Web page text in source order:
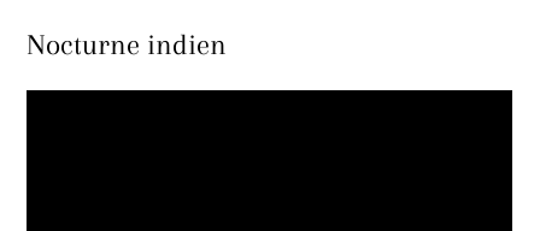
Nocturne indien